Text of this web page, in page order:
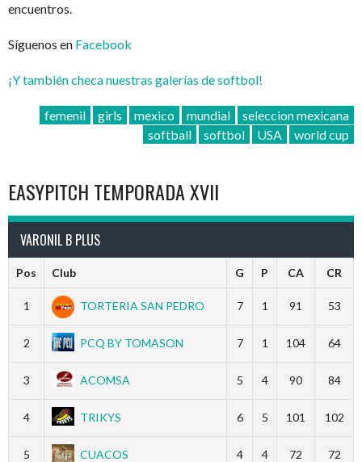
encuentros.
Síguenos en Facebook
¡Y también checa nuestras galerías de softbol!
femenil girls mexico mundial
seleccion mexicana
softball
softbol USA world cup
EASYPITCH TEMPORADA XVII
VARONIL B PLUS
Pos Club G P CA CR
1 TORTERIA SAN PEDRO 7 1 91 53
2 PCQ BY TOMASON 7 1 104 64
3 ACOMSA 5 4 90 84
4 TRIKYS 6 5 101 102
5 CUACOS 4 4 72 72